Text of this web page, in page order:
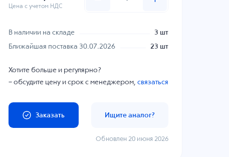
Цена с учетом НДС
В наличии на складе
3 шт
Ближайшая поставка 30.07.2026
23 шт
Хотите больше и регулярно?
– обсудите цену и срок с менеджером,связаться
Заказать Ищите аналог?
Обновлен 20 июня 2026